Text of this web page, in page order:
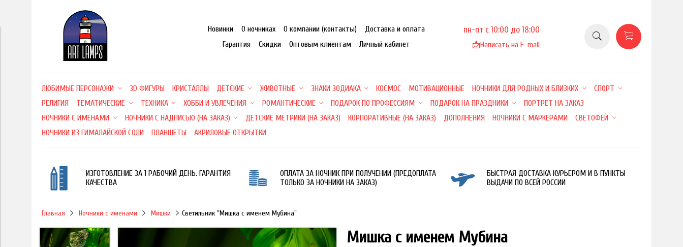
Новинки О ночниках О компании (контакты)
Доставка и оплата
Гарантия
Скидки Оптовым клиентам Личный кабинет
пн-пт с 10:00 до 18:00
📩Написать на E-mail
ЛЮБИМЫЕ ПЕРСОНАЖИ 3D ФИГУРЫ КРИСТАЛЛЫ ДЕТСКИЕ ЖИВОТНЫЕ ЗНАКИ ЗОДИАКА КОСМОС МОТИВАЦИОННЫЕ НОЧНИКИ ДЛЯ РОДНЫХ И БЛИЗКИХ
СПОРТ
РЕЛИГИЯ
ТЕМАТИЧЕСКИЕ ТЕХНИКА ХОББИ И УВЛЕЧЕНИЯ РОМАНТИЧЕСКИЕ ПОДАРОК ПО ПРОФЕССИЯМ ПОДАРОК НА ПРАЗДНИКИ
ПОРТРЕТ НА ЗАКАЗ
НОЧНИКИ С ИМЕНАМИ
НОЧНИКИ С НАДПИСЬЮ (НА ЗАКАЗ) ДЕТСКИЕ МЕТРИКИ (НА ЗАКАЗ) КОРПОРАТИВНЫЕ (НА ЗАКАЗ) ДОПОЛНЕНИЯ НОЧНИКИ С МАРКЕРАМИ
СВЕТОФЕЙ
НОЧНИКИ ИЗ ГИМАЛАЙСКОЙ СОЛИ
ПЛАНШЕТЫ АКРИЛОВЫЕ ОТКРЫТКИ
ИЗГОТОВЛЕНИЕ ЗА 1 РАБОЧИЙ ДЕНЬ. ГАРАНТИЯ
КАЧЕСТВА
ОПЛАТА ЗА НОЧНИК ПРИ ПОЛУЧЕНИИ (ПРЕДОПЛАТА
ТОЛЬКО ЗА НОЧНИКИ НА ЗАКАЗ)
БЫСТРАЯ ДОСТАВКА КУРЬЕРОМ И В ПУНКТЫ
ВЫДАЧИ ПО ВСЕЙ РОССИИ
Главная Ночники с именами Мишки Светильник "Мишка с именем Мубина"
Мишка с именем Мубина